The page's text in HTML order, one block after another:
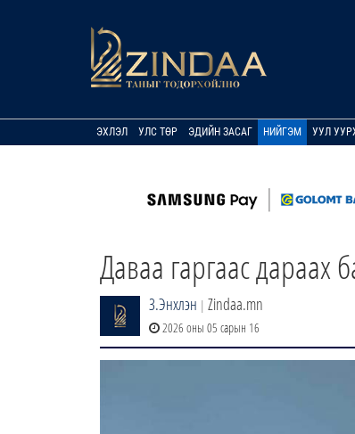
ЭХЛЭЛ УЛС ТӨР ЭДИЙН ЗАСАГ НИЙГЭМ УУЛ
Даваа гаргаас дараах
З.Энхлэн | Zindaa.mn
2026 оны 05 сарын 16